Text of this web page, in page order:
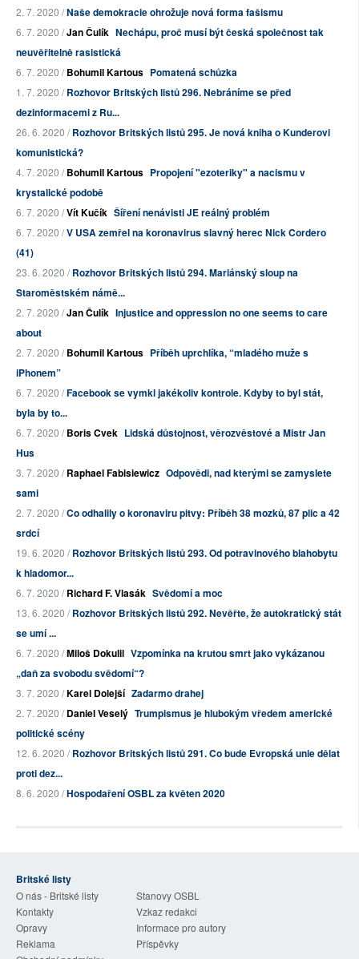
2. 7. 2020 /Naše demokracie ohrožuje nová forma fašismu
6. 7. 2020 /Jan Čulík Nechápu, proč musí být česká společnost tak
neuvěřitelně rasistická
6. 7. 2020 /Bohumil Kartous Pomatená schůzka
1. 7. 2020 /Rozhovor Britských listů 296. Nebráníme se před
dezinformacemi z Ru...
26. 6. 2020 /Rozhovor Britských listů 295. Je nová kniha o Kunderovi
komunistická?
4. 7. 2020 /Bohumil Kartous Propojení "ezoteriky" a nacismu v
krystalické podobě
6. 7. 2020 /Vít Kučík Šíření nenávisti JE reálný problém
6. 7. 2020 /V USA zemřel na koronavirus slavný herec Nick Cordero
(41)
23. 6. 2020 /Rozhovor Britských listů 294. Mariánský sloup na
Staroměstském námě...
2. 7. 2020 /Jan Čulík Injustice and oppression no one seems to care
about
2. 7. 2020 /Bohumil Kartous Příběh uprchlíka, “mladého muže s
iPhonem”
6. 7. 2020 /Facebook se vymkl jakékoliv kontrole. Kdyby to byl stát,
byla by to...
6. 7. 2020 /Boris Cvek Lidská důstojnost, věrozvěstové a Mistr Jan
Hus
3. 7. 2020 /Raphael Fabisiewicz Odpovědi, nad kterými se zamyslete
sami
2. 7. 2020 /Co odhalily o koronaviru pitvy: Příběh 38 mozků, 87 plic a 42
srdcí
19. 6. 2020 /Rozhovor Britských listů 293. Od potravinového blahobytu
k hladomor...
6. 7. 2020 /Richard F. Vlasák Svědomí a moc
13. 6. 2020 /Rozhovor Britských listů 292. Nevěřte, že autokratický stát
se umí ...
6. 7. 2020 /Miloš Dokulil Vzpomínka na krutou smrt jako vykázanou
„daň za svobodu svědomí“?
3. 7. 2020 /Karel Dolejší Zadarmo drahej
2. 7. 2020 /Daniel Veselý Trumpismus je hlubokým vředem americké
politické scény
12. 6. 2020 /Rozhovor Britských listů 291. Co bude Evropská unie dělat
proti dez...
8. 6. 2020 /Hospodaření OSBL za květen 2020
Britské listy
O nás - Britské listy
Stanovy OSBL
Kontakty
Vzkaz redakci
Opravy
Informace pro autory
Reklama
Příspěvky